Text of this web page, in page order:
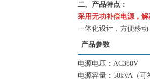
二、产品特点：
采用无功补偿电源，
一体化设计，方便移动
产品参数
电源电压：AC380V
电源容量：50kVA（可